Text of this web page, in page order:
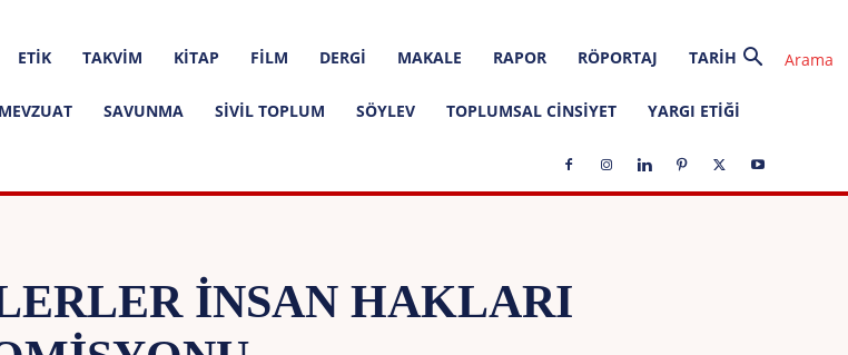
ETIK TAKVIM KITAP FILM DERGI MAKALE RAPOR RÖPORTAJ TARIH
MEVZUAT SAVUNMA SIVIL TOPLUM SÖYLEV TOPLUMSAL CINSIYET YARGI ETIĞI
İNSAN HAKLARI